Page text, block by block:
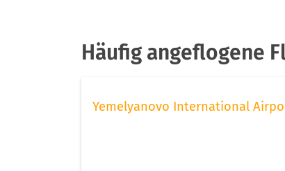
Häufig angeflogene
Yemelyanovo International